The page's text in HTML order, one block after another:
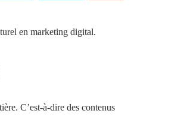
en marketing digital.
C’est-à-dire des contenus